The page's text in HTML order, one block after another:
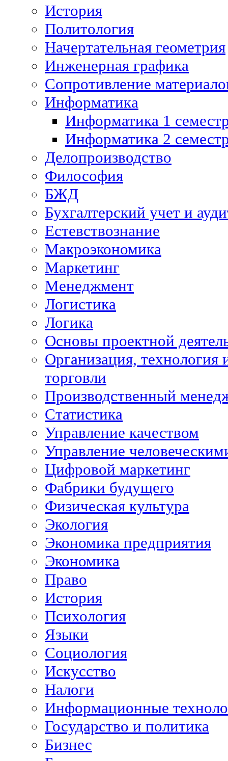
История
Политология
Начертательная геометрия
Инженерная графика
Сопротивление
Информатика
Информатика 1
Информатика 2
Делопроизводство
Философия
БЖД
Бухгалтерский учет и
Естевствознание
Макроэкономика
Маркетинг
Менеджмент
Логистика
Логика
Основы проектной
Организация, технология
торговли
Производственный
Статистика
Управление качеством
Управление
Цифровой маркетинг
Фабрики будущего
Физическая культура
Экология
Экономика предприятия
Экономика
Право
История
Психология
Языки
Социология
Искусство
Налоги
Информационные
Государство и политика
Бизнес